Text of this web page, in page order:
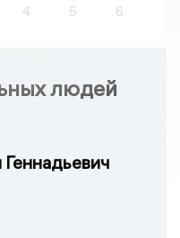
4 5 6
людей